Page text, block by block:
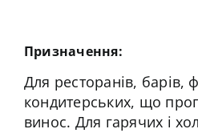
Призначення:
Для ресторанів, барів,
кондитерських, що
винос. Для гарячих і